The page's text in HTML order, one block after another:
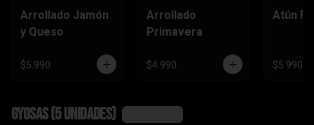
Arrollado Jamón
y Queso
$5.990
Arrollado
Primavera
$4.990
Atún
$5.990
Gyosas (5 unidades)